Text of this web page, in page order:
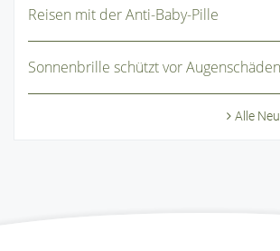
Reisen mit der Anti-Baby-Pille
Sonnenbrille schützt vor Augenschäden
Alle